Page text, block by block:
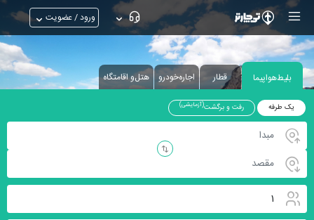
ورود / عضویت
بلیط‌هواپیما قطار اجاره‌خودرو هتل‌و اقامتگاه
یک طرفه رفت و برگشت(آزمایشی)